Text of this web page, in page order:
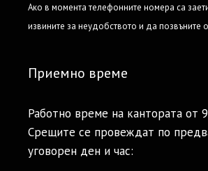
Ако в момента телефонните номера са
извините за неудобството и да позвъните
Приемно време
Работно време на кантората от
Срещите се провеждат по
уговорен ден и час: